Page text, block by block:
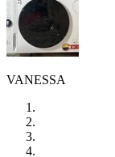
VANESSA